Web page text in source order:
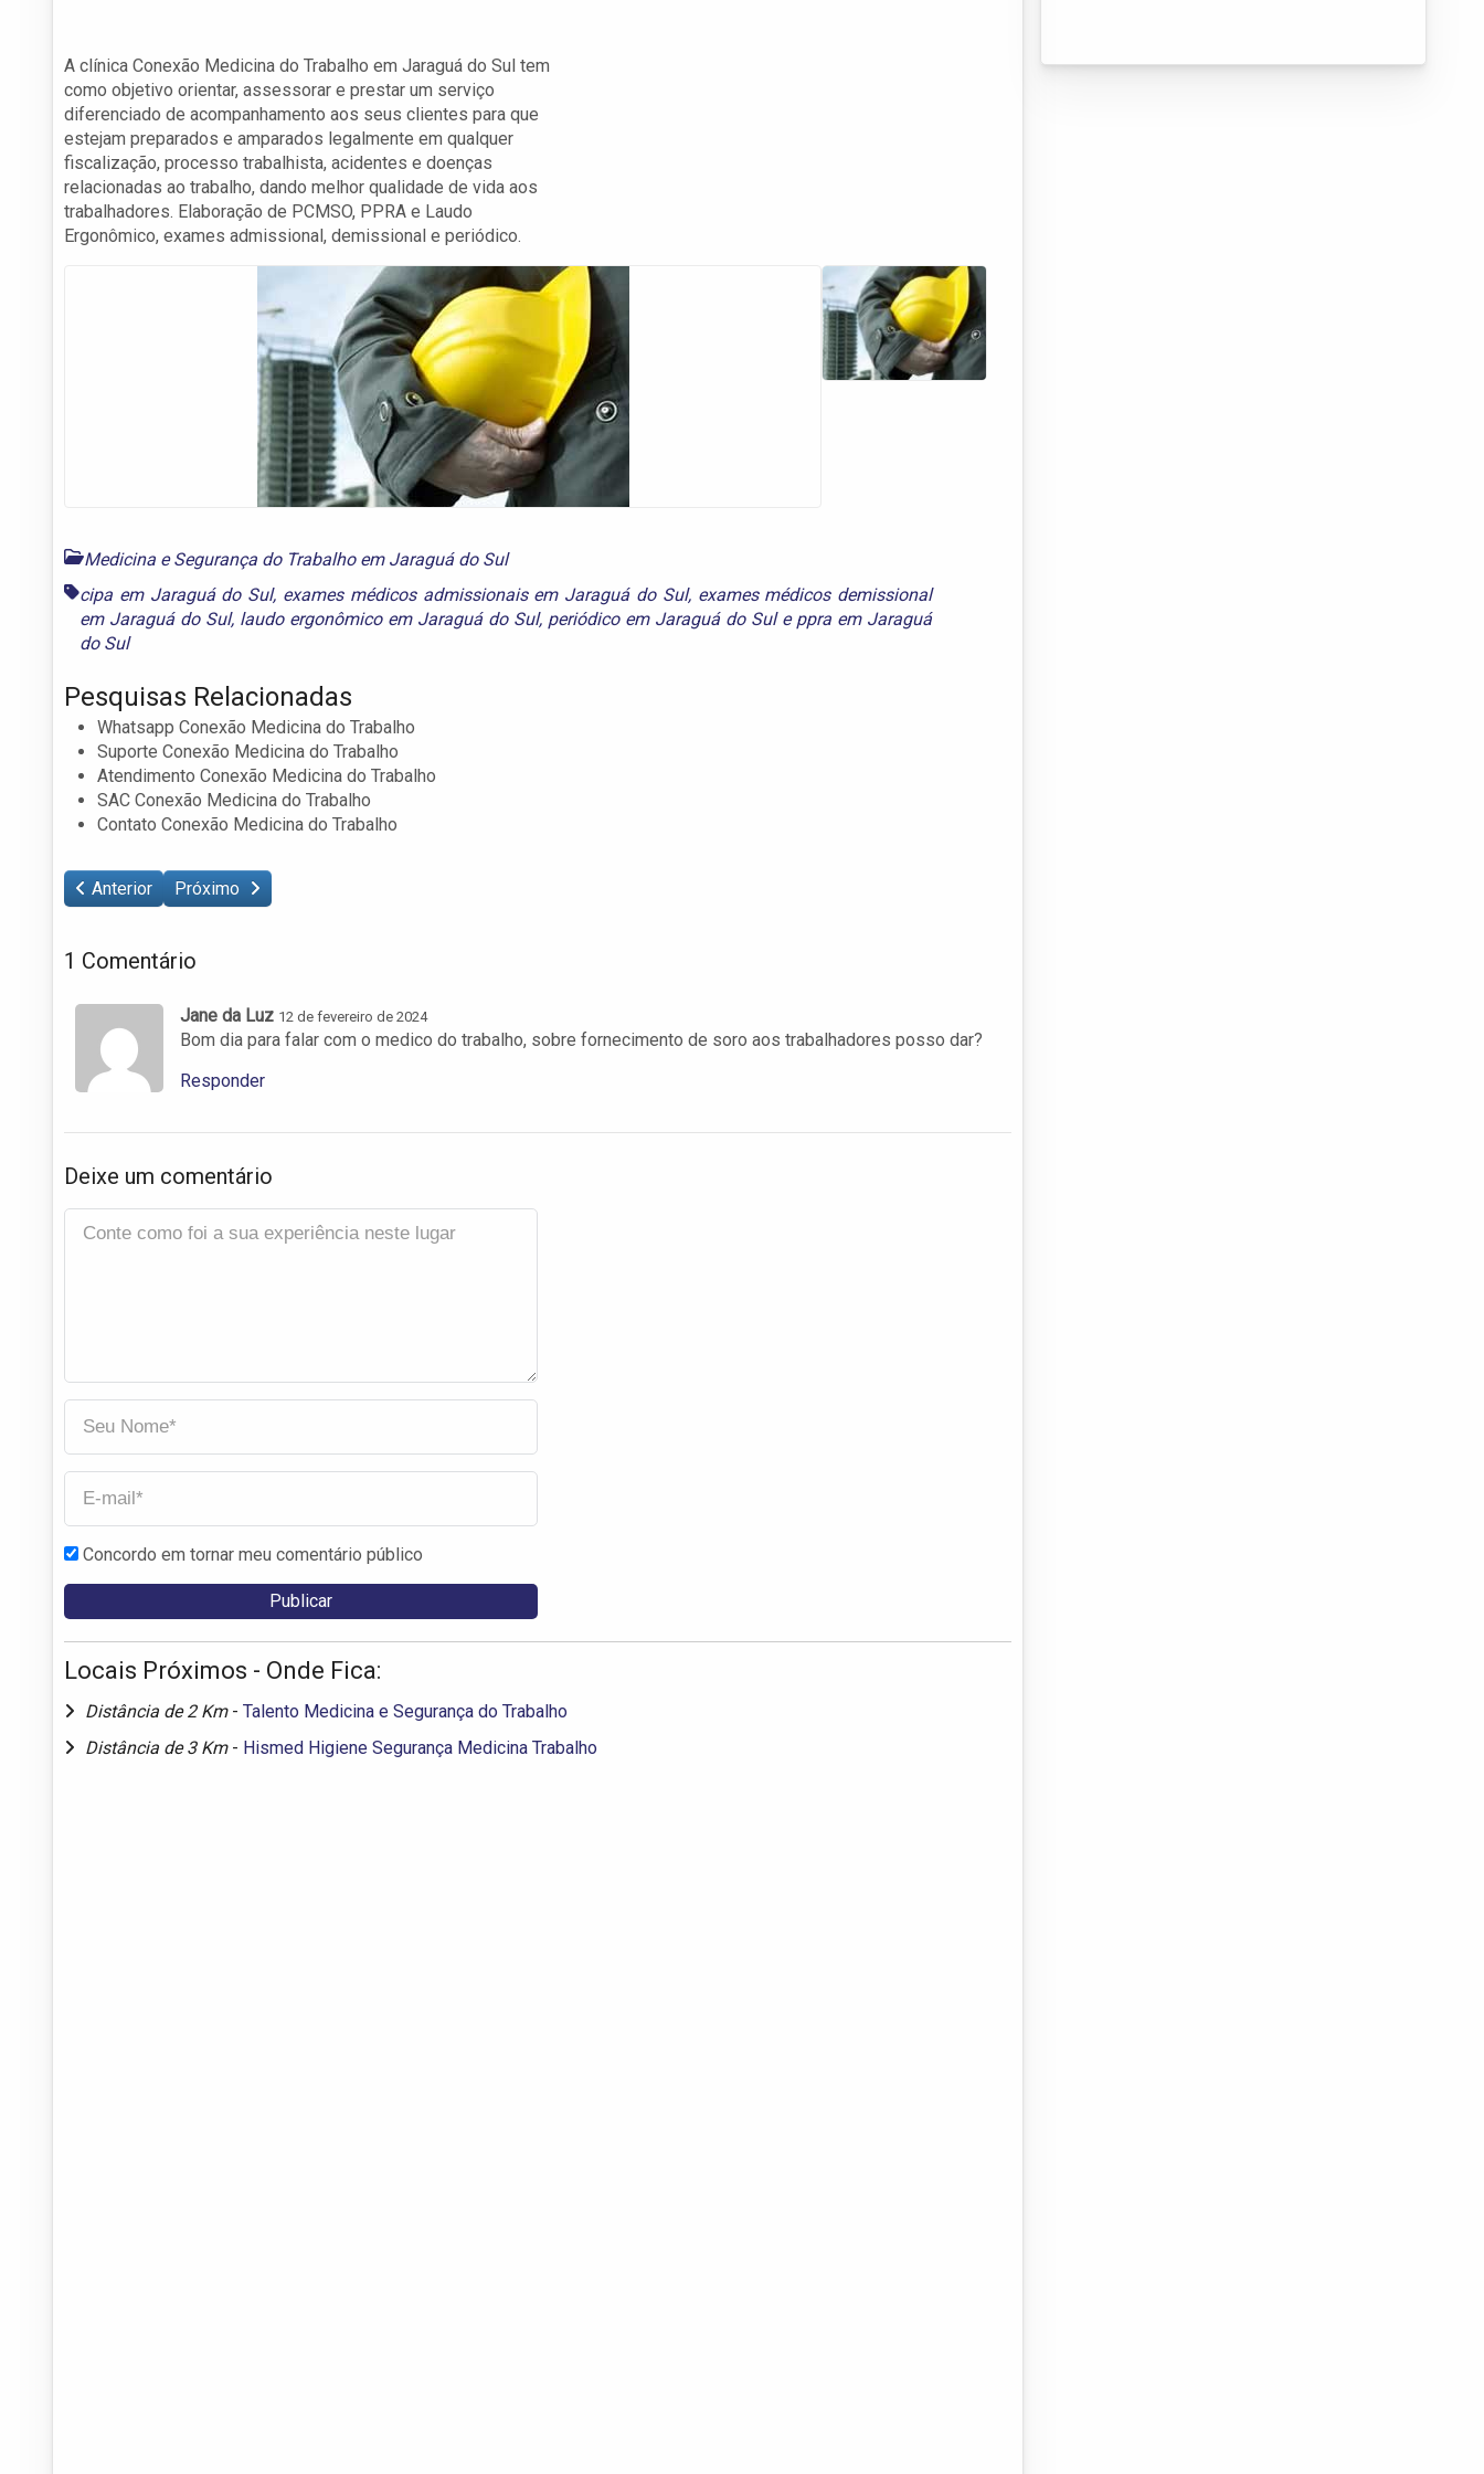
A clínica Conexão Medicina do Trabalho em Jaraguá do Sul tem
como objetivo orientar, assessorar e prestar um serviço
diferenciado de acompanhamento aos seus clientes para que
estejam preparados e amparados legalmente em qualquer
fiscalização, processo trabalhista, acidentes e doenças
relacionadas ao trabalho, dando melhor qualidade de vida aos
trabalhadores. Elaboração de PCMSO, PPRA e Laudo
Ergonômico, exames admissional, demissional e periódico.
Medicina e Segurança do Trabalho em Jaraguá do Sul
cipa em Jaraguá do Sul, exames médicos admissionais em Jaraguá do Sul, exames médicos demissional
em Jaraguá do Sul, laudo ergonômico em Jaraguá do Sul, periódico em Jaraguá do Sule ppra em Jaraguá
do Sul
Pesquisas Relacionadas
Whatsapp Conexão Medicina do Trabalho
Suporte Conexão Medicina do Trabalho
Atendimento Conexão Medicina do Trabalho
SAC Conexão Medicina do Trabalho
Contato Conexão Medicina do Trabalho
Anterior Próximo
1 Comentário
Jane da Luz 12 de fevereiro de 2024
Bom dia para falar com o medico do trabalho, sobre fornecimento de soro aos trabalhadores posso dar?
Responder
Deixe um comentário
Concordo em tornar meu comentário público
Locais Próximos - Onde Fica:
Distância de 2 Km - Talento Medicina e Segurança do Trabalho
Distância de 3 Km - Hismed Higiene Segurança Medicina Trabalho